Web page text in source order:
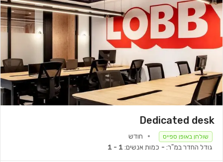
Dedicated desk
שולחן באופן ספייס
חודש
כמות אנשים:1 - 1 גודל החדר במ"ר: -